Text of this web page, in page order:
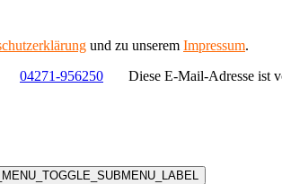
und zu unserem Impressum.
04271-956250 Diese E-Mail-Adresse ist